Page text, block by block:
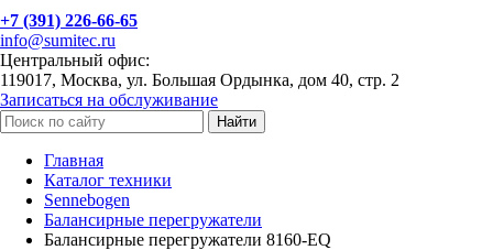
+7 (391) 226-66-65
info@sumitec.ru
Центральный офис:
119017, Москва, ул. Большая Ордынка, дом 40, стр. 2
Записаться на обслуживание
Найти
Главная
Каталог техники
Sennebogen
Балансирные перегружатели
Балансирные перегружатели 8160-EQ